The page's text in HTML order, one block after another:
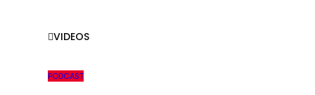
VIDEOS
PODCAST